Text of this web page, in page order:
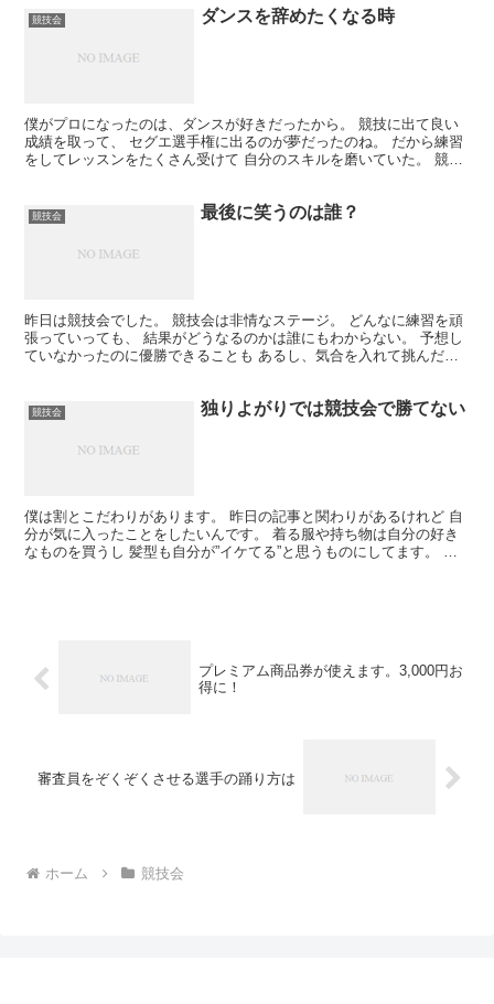
競技会 ダンスを辞めたくなる時
僕がプロになったのは、ダンスが好きだったから。 競技に出て良い
成績を取って、 セグエ選手権に出るのが夢だったのね。 だから練習
をしてレッスンをたくさん受けて 自分のスキルを磨いていた。 競技
競技会 最後に笑うのは誰？
昨日は競技会でした。 競技会は非情なステージ。 どんなに練習を頑
張っていっても、 結果がどうなるのかは誰にもわからない。 予想し
ていなかったのに優勝できることも あるし、気合を入れて挑んだの
競技会 独りよがりでは競技会で勝てない
僕は割とこだわりがあります。 昨日の記事と関わりがあるけれど 自
分が気に入ったことをしたいんです。 着る服や持ち物は自分の好き
なものを買うし 髪型も自分が”イケてる”と思うものにしてます。 自
プレミアム商品券が使えます。3,000円お
得に！
審査員をぞくぞくさせる選手の踊り方は
ホーム 競技会